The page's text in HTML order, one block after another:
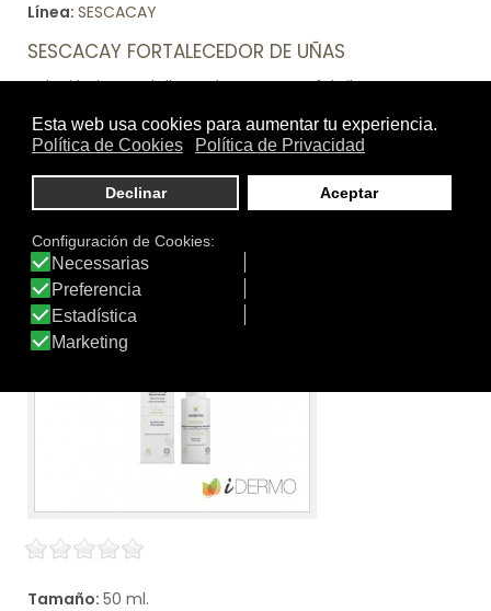
Línea: SESCACAY
SESCACAY FORTALECEDOR DE UÑAS
Solución integral diseñada para uñas frágiles o
debilitadas que necesitan un cuidado eficaz y visible. No
solo fortalece las uñas, sino que también mejora su
y fragilidad.
Tamaño: 50 ml.